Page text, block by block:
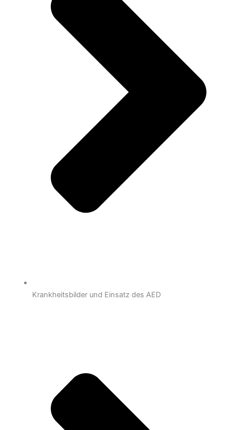
Krankheitsbilder und Einsatz des AED